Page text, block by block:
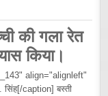
की गला रेत
किया।
align="alignleft"
caption] बस्ती